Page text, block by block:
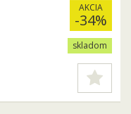
AKCIA
-34%
skladom